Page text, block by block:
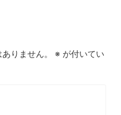
りません。 ※ が付いてい